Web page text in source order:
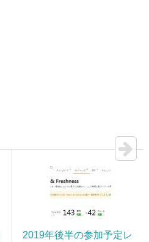
2019年後半の参加予定レ